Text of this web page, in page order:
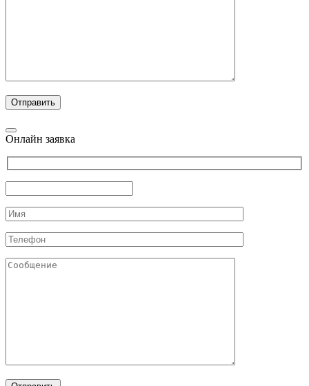
Онлайн заявка